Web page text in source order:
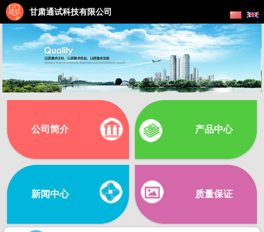
甘肃通试科技有限公司
公司简介 产品中心
新闻中心 质量保证